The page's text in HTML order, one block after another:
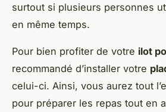
surtout si plusieurs personnes
en même temps.
Pour bien profiter de votre ilot
recommandé d’installer votre
celui-ci. Ainsi, vous aurez tout
pour préparer les repas tout en